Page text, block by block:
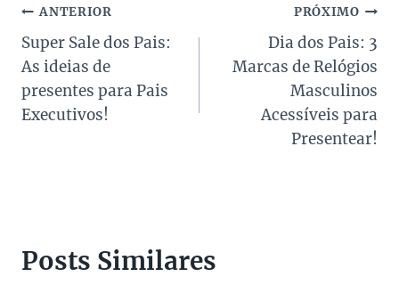
Navegação
de
Post
ANTERIOR
Super Sale dos Pais:
As ideias de
presentes para Pais
Executivos!
PRÓXIMO
Dia dos Pais: 3
Marcas de Relógios
Masculinos
Acessíveis para
Presentear!
Posts Similares